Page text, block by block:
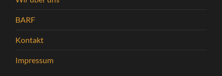
BARF
Kontakt
Impressum